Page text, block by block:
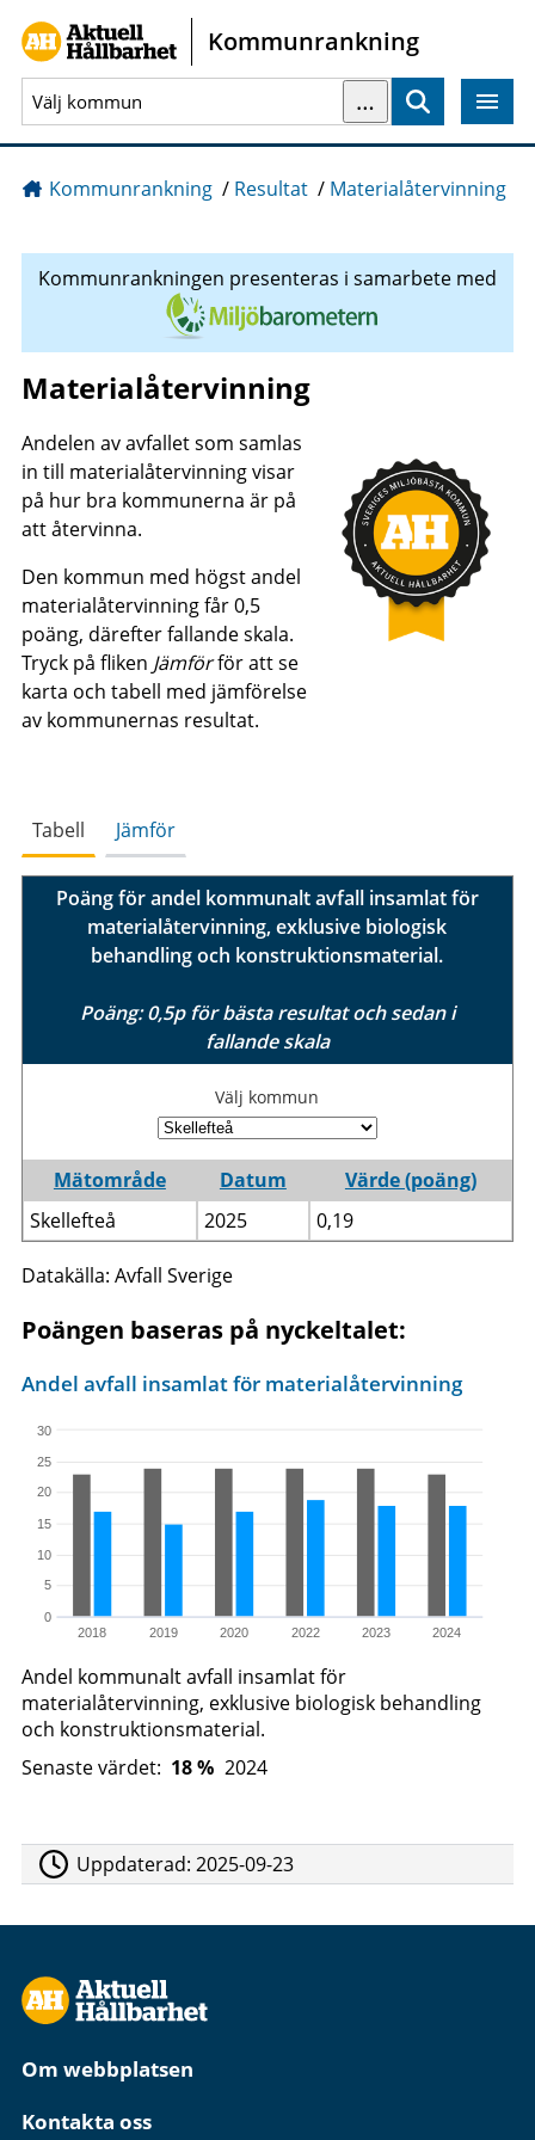
Gå direkt till sidans innehåll
Kommunrankning
…
Kommunrankning / Resultat / Materialåtervinning
Kommunrankningen presenteras i samarbete med
Materialåtervinning
Andelen av avfallet som samlas
in till materialåtervinning visar
på hur bra kommunerna är på
att återvinna.
Den kommun med högst andel
materialåtervinning får 0,5
poäng, därefter fallande skala.
Tryck på fliken Jämförför att se
karta och tabell med jämförelse
av kommunernas resultat.
Tabell Jämför
Poäng för andel kommunalt avfall insamlat för
materialåtervinning, exklusive biologisk
behandling och konstruktionsmaterial.
Poäng: 0,5p för bästa resultat och sedan i
fallande skala
Välj kommun
Mätområde Datum
Värde (poäng)
Skellefteå
2025 0,19
Datakälla: Avfall Sverige
Poängen baseras på nyckeltalet:
2018 2019 2020 2022 2023 2024
0
5
10
15
20
25
30
Andel avfall insamlat för materialåtervinning
Andel kommunalt avfall insamlat för
materialåtervinning, exklusive biologisk behandling
och konstruktionsmaterial.
Senaste värdet: 18 % 2024
Uppdaterad:2025-09-23
Om webbplatsen
Kontakta oss